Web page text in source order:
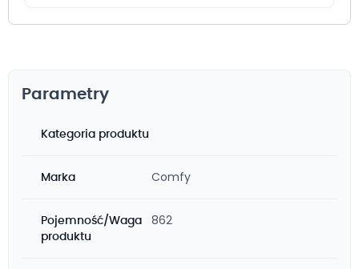
Parametry
Kategoria produktu
Marka Comfy
Pojemność/Waga
produktu
862